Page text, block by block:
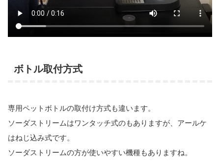
ボトル取付方式
専用ペットボトルの取付け方式も違います。
ソーダストリームはワンタッチ式のもありますが、アールケ
はねじ込み式です。
ソーダストリームの方が使いやすい機種もありますね。